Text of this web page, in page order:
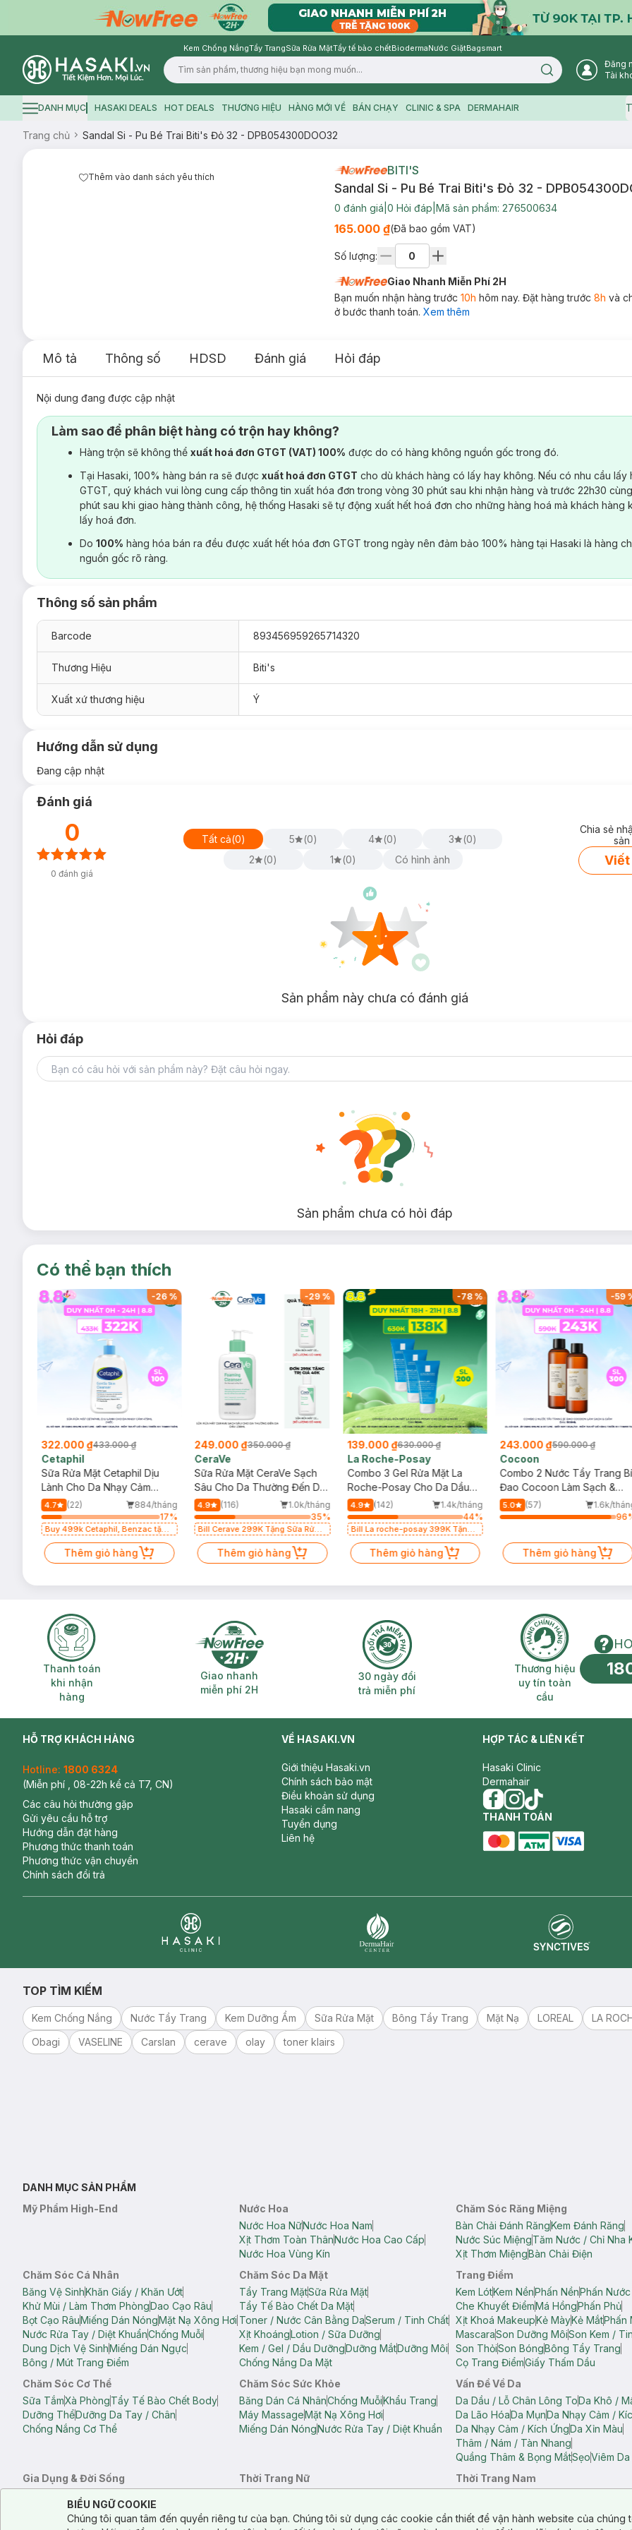
Kem Chống NắngTẩy TrangSữa Rửa MặtTẩy tế bào chếtBiodermaNước GiặtBagsmart
Logo
Search icon
Đăng
Tài
Hamburger icon
DANH MỤC HASAKI DEALS HOT DEALS THƯƠNG HIỆU HÀNG MỚI VỀ BÁN CHẠY CLINIC & SPA DERMAHAIR
Trang chủ Sandal Si - Pu Bé Trai Biti's Đỏ 32 - DPB054300DOO32
Thêm vào danh sách yêu thích BITI'S
Sandal Si - Pu Bé Trai Biti's Đỏ 32 -
0 đánh giá 0 Hỏi đáp Mã sản phẩm: 276500634
165.000 ₫(Đã bao gồm VAT)
Số lượng:
Giao Nhanh Miễn Phí 2H
Bạn muốn nhận hàng trước 10h hôm nay. Đặt hàng trước 8h và
ở bước thanh toán. Xem thêm
Mô tả Thông số HDSD Đánh giá Hỏi đáp
Nội dung đang được cập nhật
Làm sao để phân biệt hàng có trộn hay không?
Hàng trộn sẽ không thể xuất hoá đơn GTGT (VAT) 100% được do có hàng không nguồn gốc trong đó.
Tại Hasaki, 100% hàng bán ra sẽ được xuất hoá đơn GTGT cho dù khách hàng có lấy hay không. Nếu có nhu cầu lấy
GTGT, quý khách vui lòng cung cấp thông tin xuất hóa đơn trong vòng 30 phút sau khi nhận hàng và trước 22h30
phút sau khi giao hàng thành công, hệ thống Hasaki sẽ tự động xuất hết hoá đơn cho những hàng hoá mà khách hàng
lấy hoá đơn.
Do 100% hàng hóa bán ra đều được xuất hết hóa đơn GTGT trong ngày nên đảm bảo 100% hàng tại Hasaki là hàng
nguồn gốc rõ ràng.
Thông số sản phẩm
Barcode 893456959265714320
Thương Hiệu Biti's
Xuất xứ thương hiệu Ý
Hướng dẫn sử dụng
Đang cập nhật
Đánh giá
0
0 đánh giá
Tất cả(0) 5 (0) 4 (0) 3 (0)
2
(0) 1 (0) Có hình ảnh
Chia sẻ
Viết
Sản phẩm này chưa có đánh giá
Hỏi đáp
Sản phẩm chưa có hỏi đáp
Có thể bạn thích
-26%
322.000 ₫433.000 ₫
Cetaphil
Sữa Rửa Mặt Cetaphil Dịu
Lành Cho Da Nhạy Cảm
473ml (Mới)
4.7 (22)
884/tháng
17%
Buy 499k Cetaphil, Benzac tặng
có hạn)Thêm giỏ hàng
-29%
249.000 ₫350.000 ₫
CeraVe
Sữa Rửa Mặt CeraVe Sạch
Sâu Cho Da Thường Đến Da
Dầu 236ml
4.9 (116)
1.0k/tháng
35%
Bill Cerave 299K Tặng Sữa Rửa
Thêm giỏ hàng
-78%
139.000 ₫630.000 ₫
La Roche-Posay
Combo 3 Gel Rửa Mặt La
Roche-Posay Cho Da Dầu
Nhạy Cảm 50ml
4.9 (142)
1.4k/tháng
44%
Bill La roche-posay 399K Tặng
50ml (SL có hạn)
Thêm giỏ hàng
-59
243.000 ₫590.000 ₫
Cocoon
Combo 2 Nước Tẩy Trang Bí
Đao Cocoon Làm Sạch &
Giảm Dầu 500ml
5.0 (57)
1.6k/
96
Thêm giỏ hàng
Thanh toán khi nhận hàng
Thanh toán
khi nhận
hàng
Giao nhanh miễn phí 2H
Giao nhanh
miễn phí 2H
30 ngày đổi trả miễn phí
30 ngày đổi
trả miễn phí
Thương hiệu
Thương hiệu
uy tín toàn
cầu
HỖ TRỢ KHÁCH HÀNG
Hotline: 1800 6324
(Miễn phí , 08-22h kể cả T7, CN)
Các câu hỏi thường gặp
Gửi yêu cầu hỗ trợ
Hướng dẫn đặt hàng
Phương thức thanh toán
Phương thức vận chuyển
Chính sách đổi trả
VỀ HASAKI.VN
Giới thiệu Hasaki.vn
Chính sách bảo mật
Điều khoản sử dụng
Hasaki cẩm nang
Tuyển dụng
Liên hệ
HỢP TÁC & LIÊN KẾT
Hasaki Clinic
Dermahair
facebook
instagram
tiktok
THANH TOÁN
TOP TÌM KIẾM
Kem Chống Nắng Nước Tẩy Trang Kem Dưỡng Ẩm Sữa Rửa Mặt Bông Tẩy Trang Mặt Nạ LOREAL
LA
Obagi
VASELINE Carslan cerave olay toner klairs
DANH MỤC SẢN PHẨM
Mỹ Phẩm High-End
Nước Hoa
Nước Hoa NữNước Hoa Nam
Xịt Thơm Toàn ThânNước Hoa Cao Cấp
Nước Hoa Vùng Kín
Chăm Sóc Răng Miệng
Bàn Chải Đánh RăngKem Đánh Răng
Nước Súc MiệngTăm Nước / Chỉ Nha
Xịt Thơm MiệngBàn Chải Điện
Chăm Sóc Cá Nhân
Băng Vệ SinhKhăn Giấy / Khăn Ướt
Khử Mùi / Làm Thơm PhòngDao Cạo Râu
Bọt Cạo RâuMiếng Dán NóngMặt Nạ Xông Hơi
Nước Rửa Tay / Diệt KhuẩnChống Muỗi
Dung Dịch Vệ SinhMiếng Dán Ngực
Bông / Mút Trang Điểm
Chăm Sóc Da Mặt
Tẩy Trang MặtSữa Rửa Mặt
Tẩy Tế Bào Chết Da Mặt
Toner / Nước Cân Bằng DaSerum / Tinh Chất
Xịt KhoángLotion / Sữa Dưỡng
Kem / Gel / Dầu DưỡngDưỡng MắtDưỡng Môi
Chống Nắng Da Mặt
Trang Điểm
Kem LótKem NềnPhấn NềnPhấn
Che Khuyết ĐiểmMá HồngPhấn Phủ
Xịt Khoá MakeupKẻ MàyKẻ MắtPhấn
MascaraSon Dưỡng MôiSon Kem /
Son ThỏiSon BóngBông Tẩy Trang
Cọ Trang ĐiểmGiấy Thấm Dầu
Chăm Sóc Cơ Thể
Sữa TắmXà PhòngTẩy Tế Bào Chết Body
Dưỡng ThểDưỡng Da Tay / Chân
Chống Nắng Cơ Thể
Chăm Sóc Sức Khỏe
Băng Dán Cá NhânChống MuỗiKhẩu Trang
Máy MassageMặt Nạ Xông Hơi
Miếng Dán NóngNước Rửa Tay / Diệt Khuẩn
Vấn Đề Về Da
Da Dầu / Lỗ Chân Lông ToDa Khô /
Da Lão HóaDa MụnDa Nhạy Cảm /
Da Nhạy Cảm / Kích ỨngDa Xỉn Màu
Thâm / Nám / Tàn Nhang
Quầng Thâm & Bọng MắtSẹoViêm
Gia Dụng & Đời Sống
Bông Tắm / Phụ Kiện Tắm
Phụ Kiện Điện Thoại Quạt Cầm Tay / Quạt Mini
Khử Mùi / Làm Thơm PhòngNước GiặtNước Xả
Thời Trang Nữ
Quần Lót NữQuần Short Nữ
Thời Trang Nam
Cookie Consent
Notice about cookies usage
BIỂU NGỮ COOKIE
Chúng tôi quan tâm đến quyền riêng tư của bạn. Chúng tôi sử dụng các cookie cần thiết để vận hành website của